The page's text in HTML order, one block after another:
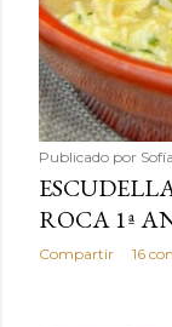
Publicado por
ROCA 1ª
Compartir 16